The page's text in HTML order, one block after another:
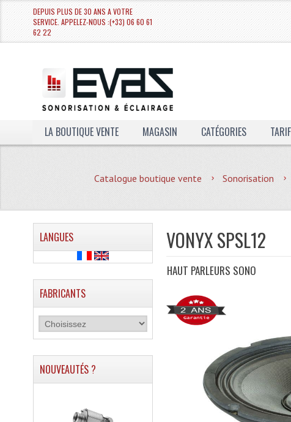
DEPUIS PLUS DE 30 ANS A VOTRE
SERVICE. APPELEZ-NOUS :(+33) 06 60 61
62 22
LA BOUTIQUE VENTE MAGASIN CATÉGORIES
Catalogue boutique vente Sonorisation
VONYX SPSL12
HAUT PARLEURS SONO
LANGUES
FABRICANTS
NOUVEAUTÉS ?